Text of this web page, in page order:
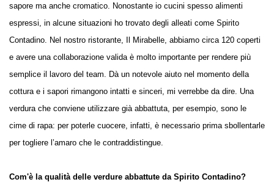
sapore ma anche cromatico. Nonostante io cucini spesso alimenti
espressi, in alcune situazioni ho trovato degli alleati come Spirito
Contadino. Nel nostro ristorante, Il Mirabelle, abbiamo circa 120 coperti
e avere una collaborazione valida è molto importante per rendere più
semplice il lavoro del team. Dà un notevole aiuto nel momento della
cottura e i sapori rimangono intatti e sinceri, mi verrebbe da dire. Una
verdura che conviene utilizzare già abbattuta, per esempio, sono le
cime di rapa: per poterle cuocere, infatti, è necessario prima sbollentarle
per togliere l’amaro che le contraddistingue.
Com'è la qualità delle verdure abbattute da Spirito Contadino?